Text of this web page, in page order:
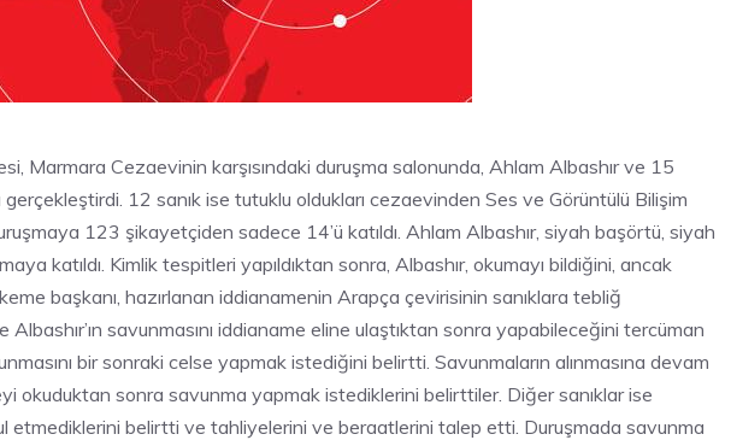
Marmara Cezaevinin karşısındaki duruşma salonunda, Ahlam Albashır ve 15
gerçekleştirdi. 12 sanık ise tutuklu oldukları cezaevinden Ses ve Görüntülü Bilişim
123 şikayetçiden sadece 14’ü katıldı. Ahlam Albashır, siyah başörtü, siyah
katıldı. Kimlik tespitleri yapıldıktan sonra, Albashır, okumayı bildiğini, ancak
başkanı, hazırlanan iddianamenin Arapça çevirisinin sanıklara tebliğ
savunmasını iddianame eline ulaştıktan sonra yapabileceğini tercüman
bir sonraki celse yapmak istediğini belirtti. Savunmaların alınmasına devam
okuduktan sonra savunma yapmak istediklerini belirttiler. Diğer sanıklar ise
etmediklerini belirtti ve tahliyelerini ve beraatlerini talep etti. Duruşmada savunma